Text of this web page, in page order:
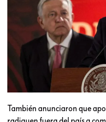
También anunciaron que